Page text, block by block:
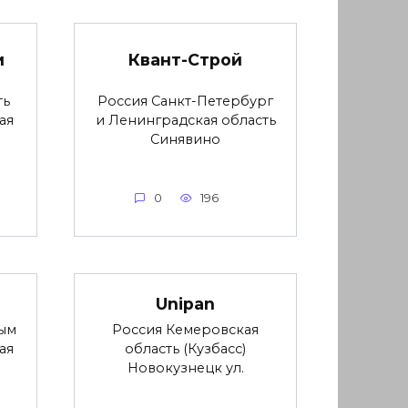
Квант-Строй
Россия Санкт-Петербург
и Ленинградская область
Синявино
0 196
Unipan
Россия Кемеровская
область (Кузбасс)
Новокузнецк ул.